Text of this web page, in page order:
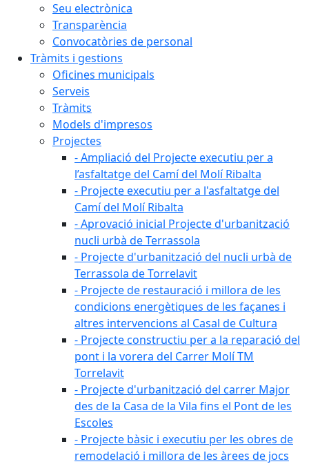
Seu electrònica
Transparència
Convocatòries de personal
Tràmits i gestions
Oficines municipals
Serveis
Tràmits
Models d'impresos
Projectes
- Ampliació del Projecte executiu per a
l’asfaltatge del Camí del Molí Ribalta
- Projecte executiu per a l'asfaltatge del
Camí del Molí Ribalta
- Aprovació inicial Projecte d'urbanització
nucli urbà de Terrassola
- Projecte d'urbanització del nucli urbà de
Terrassola de Torrelavit
- Projecte de restauració i millora de les
condicions energètiques de les façanes i
altres intervencions al Casal de Cultura
- Projecte constructiu per a la reparació del
pont i la vorera del Carrer Molí TM
Torrelavit
- Projecte d'urbanització del carrer Major
des de la Casa de la Vila fins el Pont de les
Escoles
- Projecte bàsic i executiu per les obres de
remodelació i millora de les àrees de jocs